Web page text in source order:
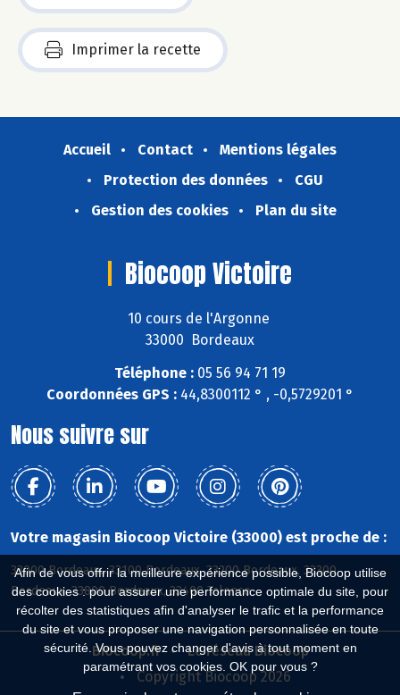
Afin de vous offrir la meilleure expérience possible, Biocoop utilise
des cookies : pour assurer une performance optimale du site, pour
récolter des statistiques afin d'analyser le trafic et la performance
du site et vous proposer une navigation personnalisée en toute
sécurité. Vous pouvez changer d'avis à tout moment en
paramétrant vos cookies. OK pour vous ?
Imprimer la recette
Accueil Contact
Mentions légales
Protection des données
CGU
Gestion des cookies
Plan du site
Biocoop Victoire
10 cours de l'Argonne
33000 Bordeaux
Téléphone : 05 56 94 71 19
Coordonnées GPS : 44,8300112 ° , -0,5729201 °
Nous suivre sur
Votre magasin Biocoop Victoire (33000) est proche de :
33000 Bordeaux, 33100 Bordeaux, 33200 Bordeaux, 33300
Bordeaux, 33800 Bordeaux, 33400 Talence
Biocoop.fr
Le réseau Biocoop
Copyright Biocoop 2026